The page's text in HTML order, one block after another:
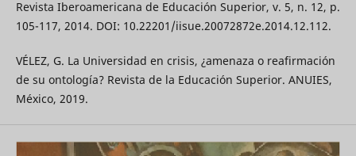
Revista Iberoamericana de Educación Superior, v. 5, n. 12, p.
105-117, 2014. DOI: 10.22201/iisue.20072872e.2014.12.112.
VÉLEZ, G. La Universidad en crisis, ¿amenaza o reafirmación
de su ontología? Revista de la Educación Superior. ANUIES,
México, 2019.